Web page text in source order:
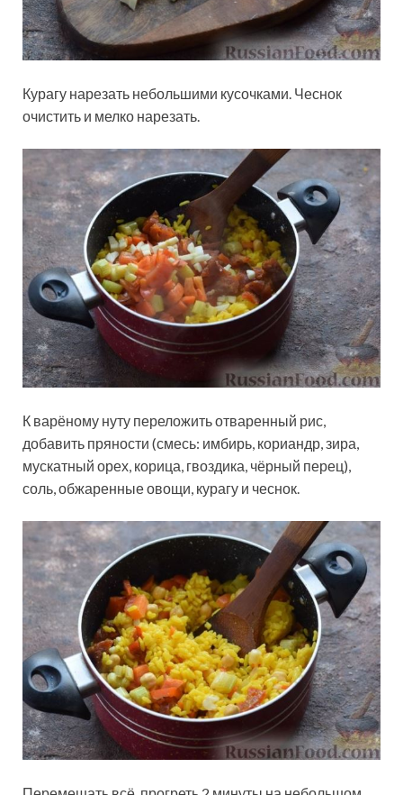
Курагу нарезать небольшими кусочками. Чеснок
очистить и мелко нарезать.
К варёному нуту переложить отваренный рис,
добавить пряности (смесь: имбирь, кориандр, зира,
мускатный орех, корица, гвоздика, чёрный перец),
соль, обжаренные овощи, курагу и чеснок.